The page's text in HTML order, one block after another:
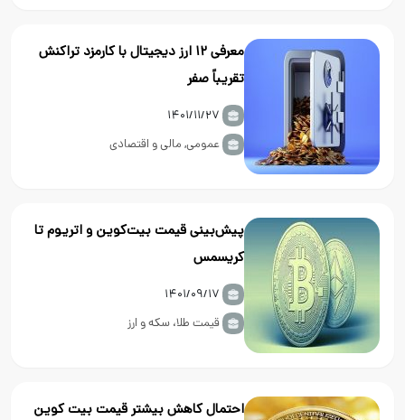
معرفی ۱۲ ارز دیجیتال با کارمزد تراکنش
تقریباً صفر
عمومی, مالی و اقتصادی
پیش‌بینی قیمت بیت‌کوین و اتریوم تا
کریسمس
قیمت طلا، سکه و ارز
احتمال کاهش بیشتر قیمت بیت کوین